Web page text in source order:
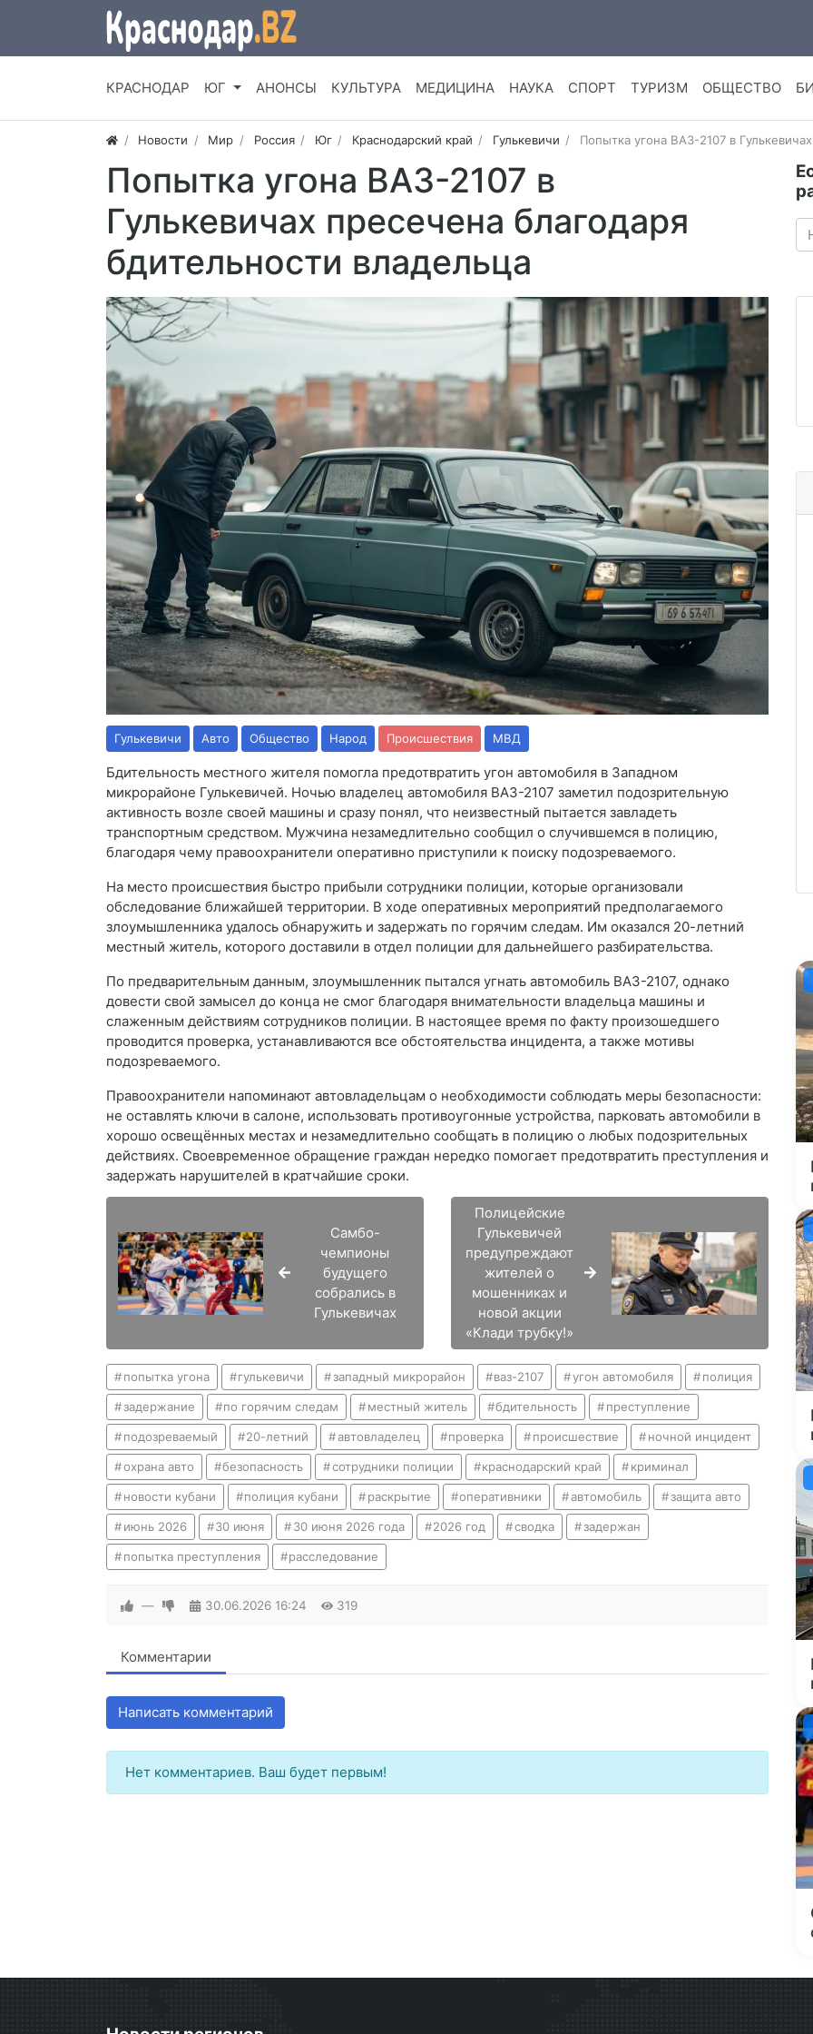
КРАСНОДАР ЮГ АНОНСЫ КУЛЬТУРА МЕДИЦИНА НАУКА СПОРТ ТУРИЗМ ОБЩЕСТВО
Новости Мир Россия Юг Краснодарский край Гулькевичи Попытка угона ВАЗ-2107 в
Попытка угона ВАЗ-2107 в
Гулькевичах пресечена благодаря
бдительности владельца
Гулькевичи Авто Общество Народ Происшествия МВД
Бдительность местного жителя помогла предотвратить угон автомобиля в Западном
микрорайоне Гулькевичей. Ночью владелец автомобиля ВАЗ-2107 заметил подозрительную
активность возле своей машины и сразу понял, что неизвестный пытается завладеть
транспортным средством. Мужчина незамедлительно сообщил о случившемся в полицию,
благодаря чему правоохранители оперативно приступили к поиску подозреваемого.
На место происшествия быстро прибыли сотрудники полиции, которые организовали
обследование ближайшей территории. В ходе оперативных мероприятий предполагаемого
злоумышленника удалось обнаружить и задержать по горячим следам. Им оказался 20-летний
местный житель, которого доставили в отдел полиции для дальнейшего разбирательства.
По предварительным данным, злоумышленник пытался угнать автомобиль ВАЗ-2107, однако
довести свой замысел до конца не смог благодаря внимательности владельца машины и
слаженным действиям сотрудников полиции. В настоящее время по факту произошедшего
проводится проверка, устанавливаются все обстоятельства инцидента, а также мотивы
подозреваемого.
Правоохранители напоминают автовладельцам о необходимости соблюдать меры безопасности:
не оставлять ключи в салоне, использовать противоугонные устройства, парковать автомобили в
хорошо освещённых местах и незамедлительно сообщать в полицию о любых подозрительных
действиях. Своевременное обращение граждан нередко помогает предотвратить преступления и
задержать нарушителей в кратчайшие сроки.
Самбо-
чемпионы
будущего
собрались в
Гулькевичах
Полицейские
Гулькевичей
предупреждают
жителей о
мошенниках и
новой акции
«Клади трубку!»
попытка угона гулькевичи западный микрорайон ваз-2107 угон автомобиля полиция
задержание по горячим следам местный житель бдительность преступление
подозреваемый 20-летний автовладелец проверка происшествие ночной инцидент
охрана авто безопасность сотрудники полиции краснодарский край криминал
новости кубани полиция кубани раскрытие оперативники автомобиль защита авто
июнь 2026 30 июня 30 июня 2026 года 2026 год сводка задержан
попытка преступления расследование
— 30.06.2026 16:24 319
Комментарии
Написать комментарий
Нет комментариев. Ваш будет первым!